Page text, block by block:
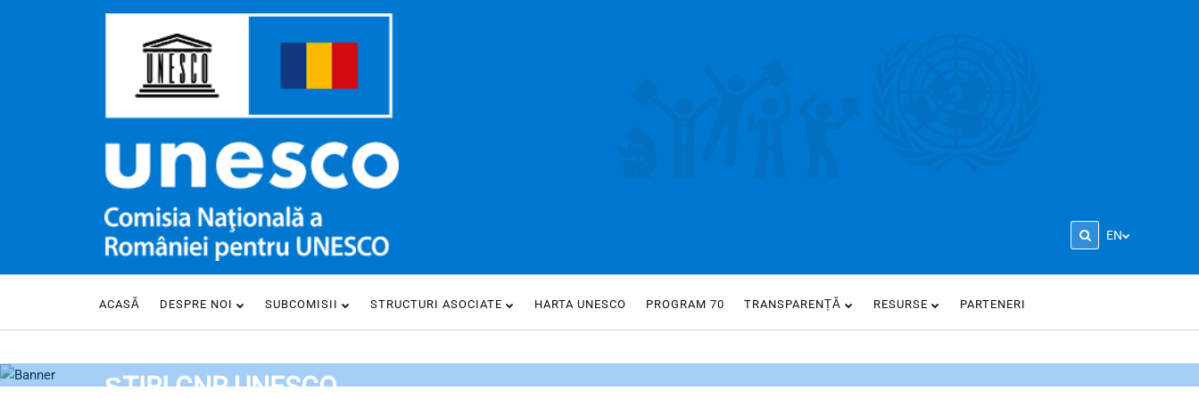
EN
ACASĂ DESPRE NOI SUBCOMISII STRUCTURI ASOCIATE HARTA UNESCO PROGRAM 70 TRANSPARENȚĂ RESURSE PARTENERI
ȘTIRI CNR UNESCO